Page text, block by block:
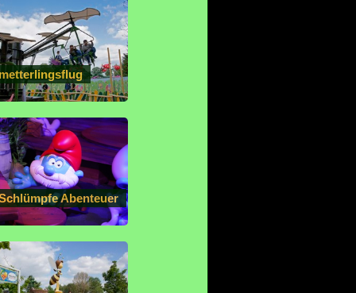
Abenteuer